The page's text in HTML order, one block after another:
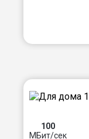
100
МБит/сек